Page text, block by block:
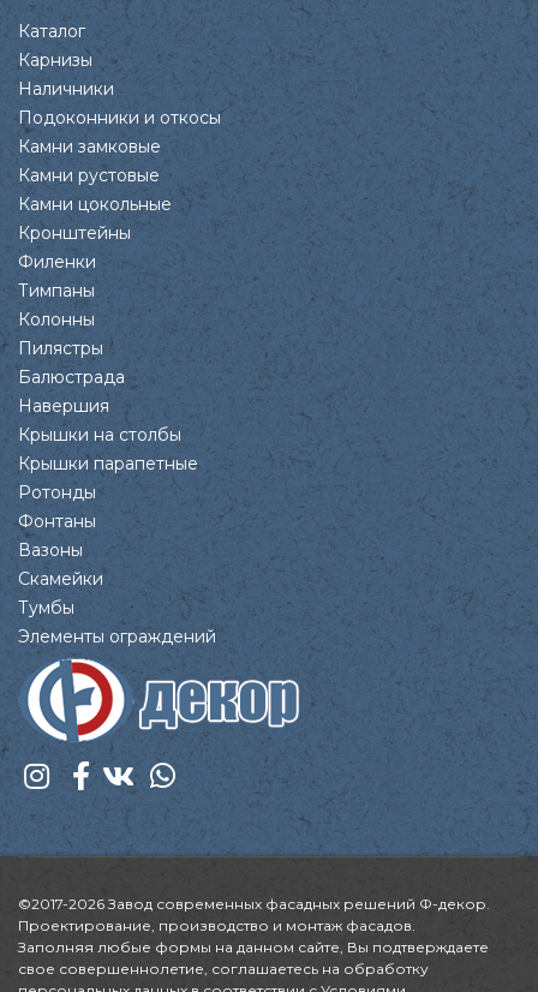
Каталог
Карнизы
Наличники
Подоконники и откосы
Камни замковые
Камни рустовые
Камни цокольные
Кронштейны
Филенки
Тимпаны
Колонны
Пилястры
Балюстрада
Навершия
Крышки на столбы
Крышки парапетные
Ротонды
Фонтаны
Вазоны
Скамейки
Тумбы
Элементы ограждений
©2017-2026 Завод современных фасадных решений Ф-декор.
Проектирование, производство и монтаж фасадов.
Заполняя любые формы на данном сайте, Вы подтверждаете
свое совершеннолетие, соглашаетесь на обработку